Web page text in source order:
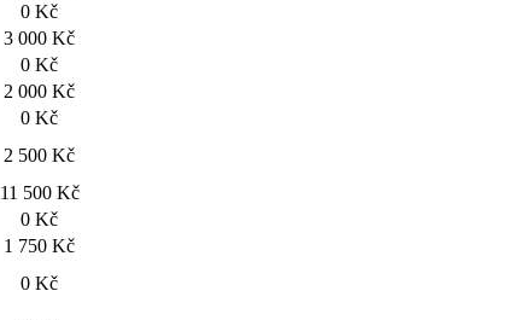
0 Kč
3 000 Kč
0 Kč
2 000 Kč
0 Kč
2 500 Kč
11 500 Kč
0 Kč
1 750 Kč
0 Kč